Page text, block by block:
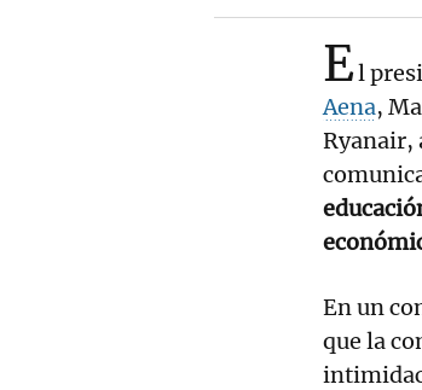
El
Aena,
Ryanair,
En un
que la